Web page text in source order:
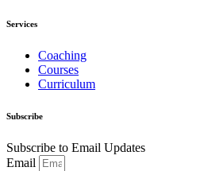
Services
Coaching
Courses
Curriculum
Subscribe
Subscribe to Email Updates
Email